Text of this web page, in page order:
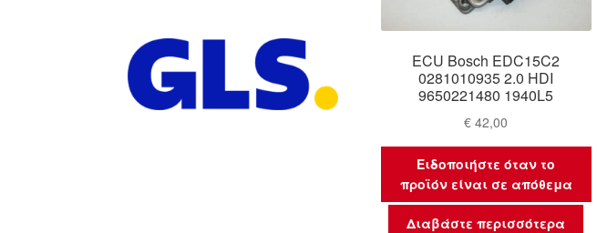
ECU Bosch EDC15C2
0281010935 2.0 HDI
9650221480 1940L5
€ 42,00
Ειδοποιήστε όταν το
προϊόν είναι σε απόθεμα
Διαβάστε περισσότερα